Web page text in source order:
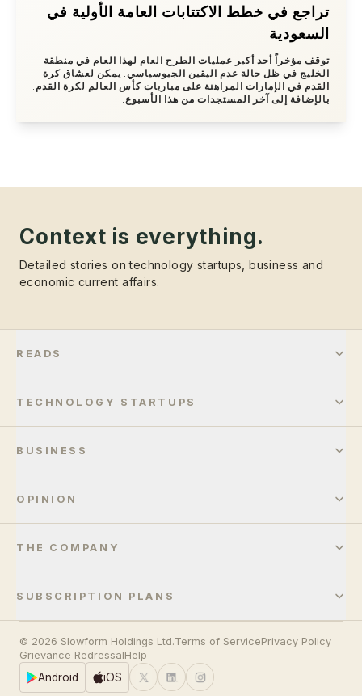
تراجع في خطط الاكتتابات العامة الأولية في
السعودية
توقف مؤخراً أحد أكبر عمليات الطرح العام لهذا العام في منطقة
الخليج في ظل حالة عدم اليقين الجيوسياسي. يمكن لعشاق كرة
القدم في الإمارات المراهنة على مباريات كأس العالم لكرة القدم.
بالإضافة إلى آخر المستجدات من هذا الأسبوع.
Context is everything.
Detailed stories on technology startups, business and
economic current affairs.
READS
TECHNOLOGY STARTUPS
BUSINESS
OPINION
THE COMPANY
SUBSCRIPTION PLANS
© 2026 Slowform Holdings Ltd.Terms of ServicePrivacy Policy
Grievance RedressalHelp
Android iOS